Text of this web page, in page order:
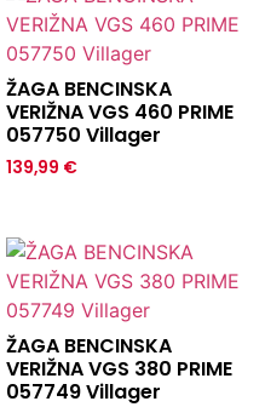
ŽAGA BENCINSKA
VERIŽNA VGS 460 PRIME
057750 Villager
139,99 €
ŽAGA BENCINSKA
VERIŽNA VGS 380 PRIME
057749 Villager